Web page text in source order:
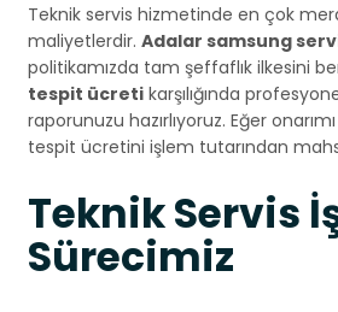
Teknik servis hizmetinde en çok
maliyetlerdir. Adalar samsung
politikamızda tam şeffaflık ilkesini
tespit ücreti karşılığında
raporunuzu hazırlıyoruz. Eğer
tespit ücretini işlem tutarından
Teknik Servis
Sürecimiz